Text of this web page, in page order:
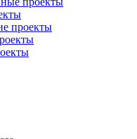
проекты